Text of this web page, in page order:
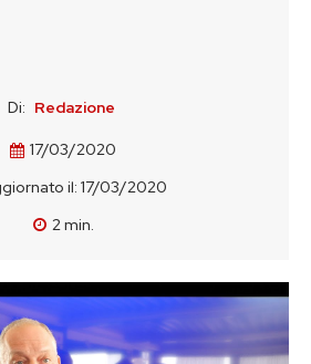
Di: Redazione
17/03/2020
il: 17/03/2020
2min.